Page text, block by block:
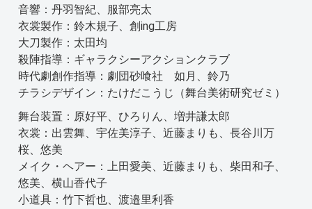
音響：丹羽智紀、服部亮太
衣裳製作：鈴木規子、創ing工房
大刀製作：太田均
殺陣指導：ギャラクシーアクションクラブ
時代劇創作指導：劇団砂喰社 如月、鈴乃
チラシデザイン：たけだこうじ（舞台美術研究ゼミ）
舞台装置：原好平、ひろりん、増井謙太郎
衣裳：出雲舞、宇佐美淳子、近藤まりも、長谷川万
桜、悠美
メイク・ヘアー：上田愛美、近藤まりも、柴田和子、
悠美、横山香代子
小道具：竹下哲也、渡邉里利香